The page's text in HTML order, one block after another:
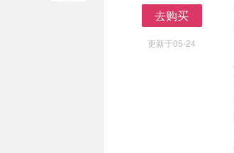
去购买
更新于05-24